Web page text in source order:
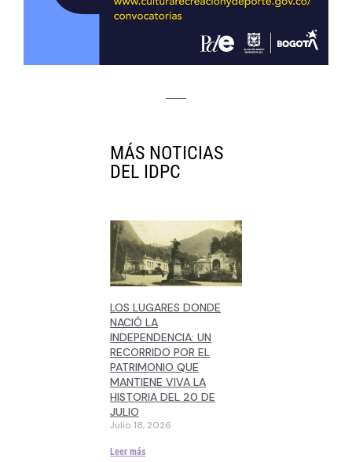
MÁS NOTICIAS
DEL IDPC
LOS LUGARES DONDE
NACIÓ LA
INDEPENDENCIA: UN
RECORRIDO POR EL
PATRIMONIO QUE
MANTIENE VIVA LA
HISTORIA DEL 20 DE
JULIO
Julio 18, 2026
Leer más